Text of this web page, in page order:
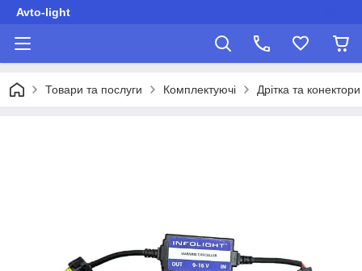
Avto-light
Товари та послуги Комплектуючі Дрітка та конектори